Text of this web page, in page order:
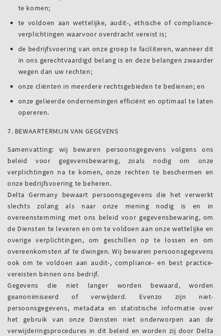
te komen;
te voldoen aan wettelijke, audit-, ethische of compliance-
verplichtingen waarvoor overdracht vereist is;
de bedrijfsvoering van onze groep te faciliteren, wanneer dit
in ons gerechtvaardigd belang is en deze belangen zwaarder
wegen dan uw rechten;
onze cliënten in meerdere rechtsgebieden te bedienen; en
onze gelieerde ondernemingen efficiënt en optimaal te laten
opereren.
7. BEWAARTERMIJN VAN GEGEVENS
Samenvatting: wij bewaren persoonsgegevens volgens ons
beleid voor gegevensbewaring, zoals nodig om onze
verplichtingen na te komen, onze rechten te beschermen en
onze bedrijfsvoering te beheren.
Delta Germany bewaart persoonsgegevens die het verwerkt
slechts zolang als naar onze mening nodig is en in
overeenstemming met ons beleid voor gegevensbewaring, om
de Diensten te leveren en om te voldoen aan onze wettelijke en
overige verplichtingen, om geschillen op te lossen en om
overeenkomsten af te dwingen. Wij bewaren persoonsgegevens
ook om te voldoen aan audit-, compliance- en best practice-
vereisten binnen ons bedrijf.
Gegevens die niet langer worden bewaard, worden
geanonimiseerd of verwijderd. Evenzo zijn niet-
persoonsgegevens, metadata en statistische informatie over
het gebruik van onze Diensten niet onderworpen aan de
verwijderingsprocedures in dit beleid en worden zij door Delta